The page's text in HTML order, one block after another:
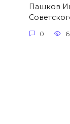
Пашков
0 6